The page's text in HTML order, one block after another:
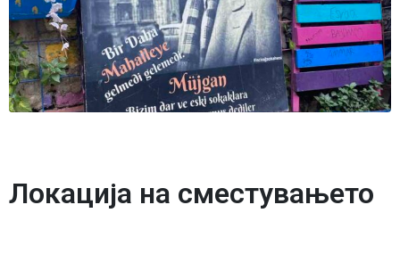
Локација на сместувањето